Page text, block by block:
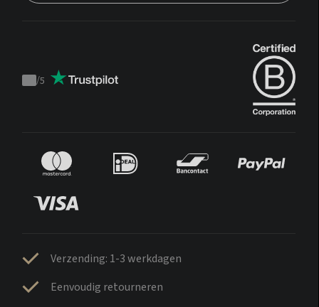
Trustpilot
/5
Verzending: 1-3 werkdagen
Eenvoudig retourneren